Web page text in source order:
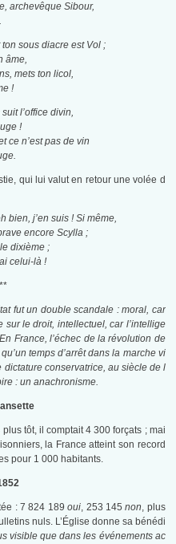
archevêque Sibour,
sous diacre est Vol ;
âme,
mets ton licol,
!
l’office divin,
!
ce n’est pas de vin
qui lui valut en retour une volée d
bien, j’en suis ! Si même,
encore Scylla ;
dixième ;
celui-là !
fut un double scandale : moral, car
le droit, intellectuel, car l’intellige
France, l’échec de la révolution de
temps d’arrêt dans la marche vi
conservatrice, au siècle de l
: un anachronisme.
tôt, il comptait 4 300 forçats ; mai
la France atteint son record
pour 1 000 habitants.
: 7 824 189oui, 253 145non, plus
nuls. L’Église donne sa bénédi
visible que dans les événements ac